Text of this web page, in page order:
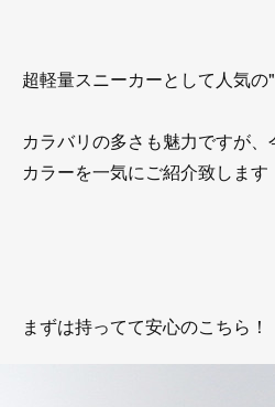
超軽量スニーカーとして人気の
カラバリの多さも魅力ですが
カラーを一気にご紹介致します
まずは持ってて安心のこちら！